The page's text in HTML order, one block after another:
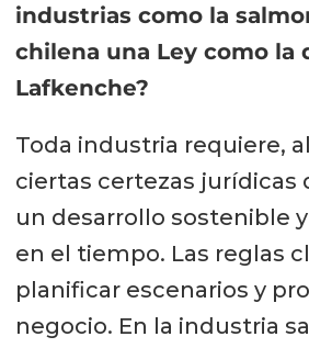
industrias como la
chilena una Ley como la
Lafkenche?
Toda industria requiere,
ciertas certezas jurídicas
un desarrollo sostenible
en el tiempo. Las reglas
planificar escenarios y
negocio. En la industria